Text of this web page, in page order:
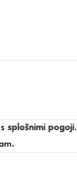
splošnimi pogoji.